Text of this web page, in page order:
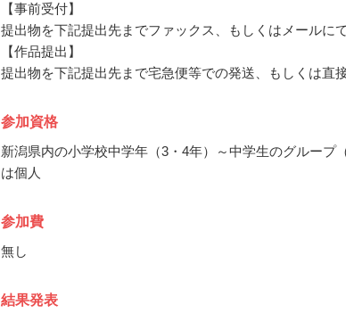
【事前受付】
提出物を下記提出先までファックス、もしくはメールに
【作品提出】
提出物を下記提出先まで宅急便等での発送、もしくは直
参加資格
新潟県内の小学校中学年（3・4年）～中学生のグループ
は個人
参加費
無し
結果発表